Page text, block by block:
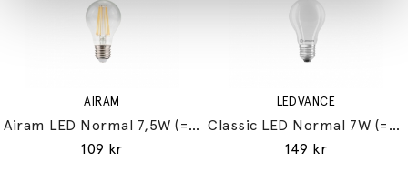
AIRAM
Airam LED Normal 7,5W (=60W) E27
109 kr
LEDVANCE
Classic LED Normal 7W (=60W) E27
149 kr